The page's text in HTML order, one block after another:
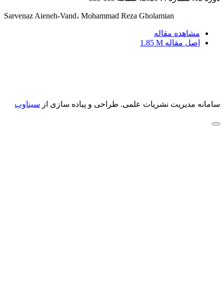
Sarvenaz Aieneh-Vand، Mohammad Reza Gholamian
مشاهده مقاله
اصل مقاله 1.85 M
سامانه مدیریت نشریات علمی. طراحی و پیاده سازی از سیناوب